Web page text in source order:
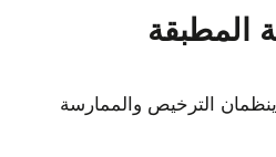
المطبقة
ينظمان الترخيص والممارسة